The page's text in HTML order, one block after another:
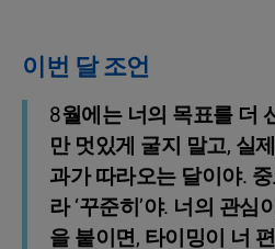
이번 달 조언
8월에는 너의 목표를 더
만 멋있게 굴지 말고, 실
과가 따라오는 달이야. 중
라 ‘꾸준히’야. 너의 관
을 붙이면, 타이밍이 너